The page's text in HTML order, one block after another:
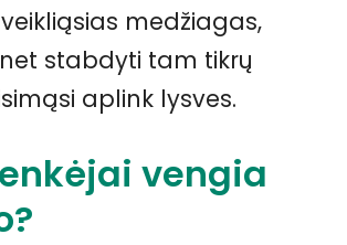
medžiagas,
stabdyti tam tikrų
aplink lysves.
vengia